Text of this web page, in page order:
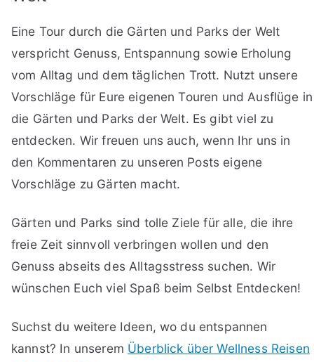
Eine Tour durch die Gärten und Parks der Welt
verspricht Genuss, Entspannung sowie Erholung
vom Alltag und dem täglichen Trott. Nutzt unsere
Vorschläge für Eure eigenen Touren und Ausflüge in
die Gärten und Parks der Welt. Es gibt viel zu
entdecken. Wir freuen uns auch, wenn Ihr uns in
den Kommentaren zu unseren Posts eigene
Vorschläge zu Gärten macht.
Gärten und Parks sind tolle Ziele für alle, die ihre
freie Zeit sinnvoll verbringen wollen und den
Genuss abseits des Alltagsstress suchen. Wir
wünschen Euch viel Spaß beim Selbst Entdecken!
Suchst du weitere Ideen, wo du entspannen
kannst? In unserem Überblick über Wellness Reisen